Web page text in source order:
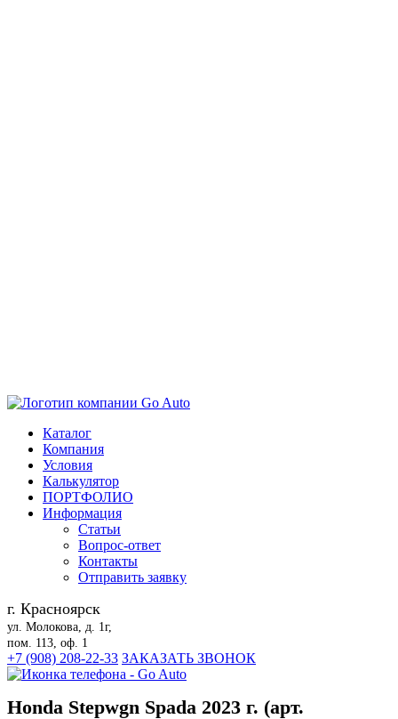
Каталог
Компания
Условия
Калькулятор
ПОРТФОЛИО
Информация
Статьи
Вопрос-ответ
Контакты
Отправить заявку
г. Красноярск
ул. Молокова, д. 1г,
пом. 113, оф. 1
+7 (908) 208-22-33 ЗАКАЗАТЬ ЗВОНОК
Honda Stepwgn Spada 2023 г. (арт.